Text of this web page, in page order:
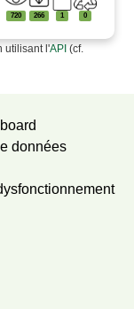
720 266 1 0
utilisant l'API (cf.
données